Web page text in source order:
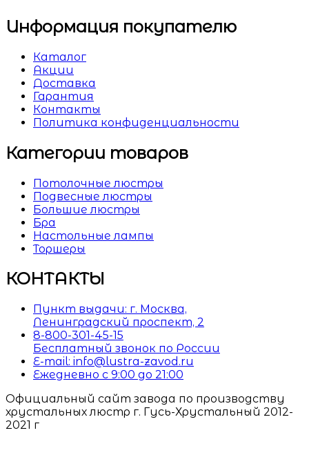
Информация покупателю
Каталог
Акции
Доставка
Гарантия
Контакты
Политика конфиденциальности
Категории товаров
Потолочные люстры
Подвесные люстры
Большие люстры
Бра
Настольные лампы
Торшеры
КОНТАКТЫ
Пункт выдачи: г. Москва,
Ленинградский проспект, 2
8-800-301-45-15
Бесплатный звонок по России
E-mail: info@lustra-zavod.ru
Ежедневно с 9:00 до 21:00
Официальный сайт завода по производству
хрустальных люстр г. Гусь-Хрустальный 2012-
2021 г